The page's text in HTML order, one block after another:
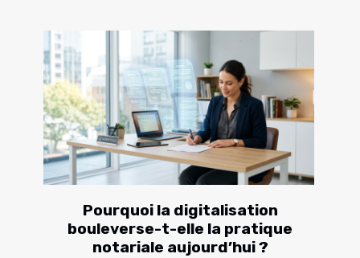
Pourquoi la digitalisation
bouleverse-t-elle la pratique
notariale aujourd’hui ?